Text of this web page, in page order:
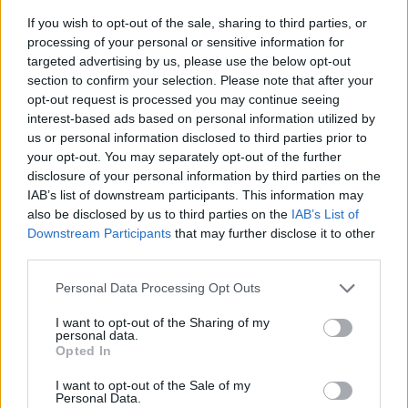
If you wish to opt-out of the sale, sharing to third parties, or
processing of your personal or sensitive information for
targeted advertising by us, please use the below opt-out
section to confirm your selection. Please note that after your
opt-out request is processed you may continue seeing
interest-based ads based on personal information utilized by
us or personal information disclosed to third parties prior to
your opt-out. You may separately opt-out of the further
disclosure of your personal information by third parties on the
IAB’s list of downstream participants. This information may
also be disclosed by us to third parties on the IAB’s List of
Downstream Participants that may further disclose it to other
Personal Data Processing Opt Outs
I want to opt-out of the Sharing of my
personal data.
Opted In
I want to opt-out of the Sale of my
Personal Data.
παραλία της Αγίας Βάσως στο Τρίκερι
ΠΕΡΙΣΣΟΤΕΡΑ
ΣΧΕΤΙΚA AΡΘΡΑ
Ενές Καντέρ: Ο Τούρκος πρώην
Ενές Καντέρ: Ο Τούρκος πρώην
σέντερ δηλώνει υποψήφιος να
παίξει στο... WNBA
Στενά του Ορμούζ: Οι ΗΠΑ
Στενά του Ορμούζ: Οι ΗΠΑ
«βλέπουν» σύντομα συμφωνία -